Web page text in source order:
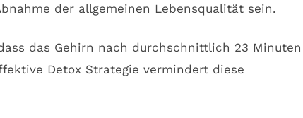
der allgemeinen Lebensqualität sein.
das Gehirn nach durchschnittlich 23 Minuten
Detox Strategie vermindert diese